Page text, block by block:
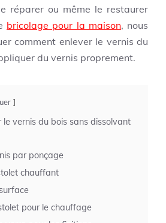
réparer ou même le restaurer
bricolage pour la maison, nous
comment enlever le vernis du
du vernis proprement.
le vernis du bois sans dissolvant
par ponçage
chauffant
pour le chauffage